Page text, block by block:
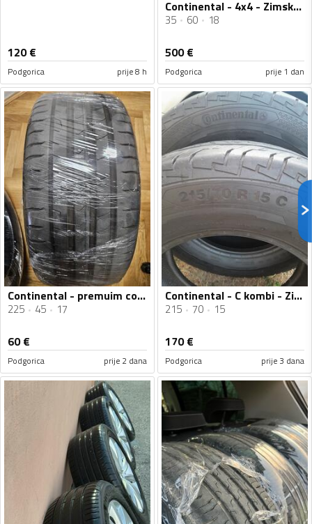
120€
Podgorica prije 8 h
Continental - 4x4 - Zimska guma
35 60 18
500€
Podgorica prije 1 dan
Continental - premuim contact 6 i 7 - Ljetnja guma
225 45 17
60€
Podgorica prije 2 dana
Continental - C kombi - Zimska guma
215 70 15
170€
Podgorica prije 3 dana